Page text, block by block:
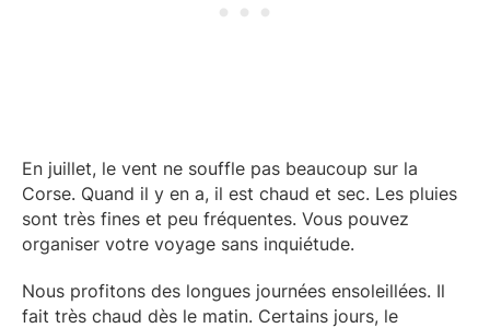
En juillet, le vent ne souffle pas beaucoup sur la
Corse. Quand il y en a, il est chaud et sec. Les pluies
sont très fines et peu fréquentes. Vous pouvez
organiser votre voyage sans inquiétude.
Nous profitons des longues journées ensoleillées. Il
fait très chaud dès le matin. Certains jours, le